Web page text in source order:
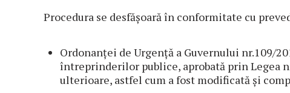
Procedura se desfășoară în conformitate cu
Ordonanței de Urgență a Guvernului nr.109/
întreprinderilor publice, aprobată prin Legea
ulterioare, astfel cum a fost modificată și